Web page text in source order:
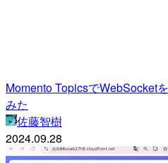
Momento TopicsでWebSocket
みた
佐藤智樹
2024.09.28